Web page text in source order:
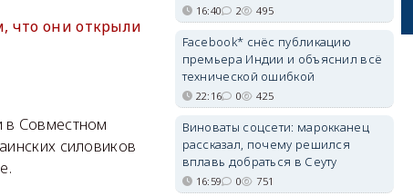
что они открыли
в Совместном
силовиков
16:40 2 495
Facebook* снёс публикацию
премьера Индии и объяснил всё
технической ошибкой
22:16 0 425
Виноваты соцсети: марокканец
рассказал, почему решился
вплавь добраться в Сеуту
16:59 0 751